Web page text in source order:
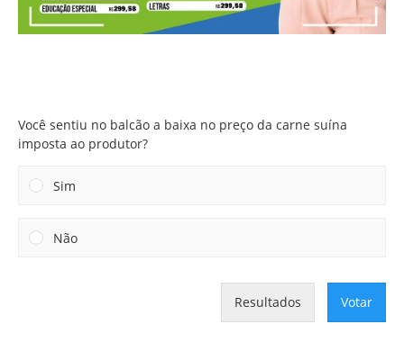
Você sentiu no balcão a baixa no preço da carne suína
imposta ao produtor?
Sim
Não
Resultados Votar